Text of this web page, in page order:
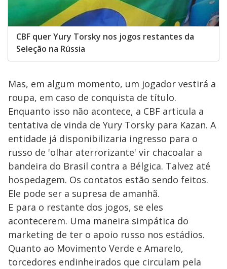
CBF quer Yury Torsky nos jogos restantes da
Seleção na Rússia
Mas, em algum momento, um jogador vestirá a
roupa, em caso de conquista de título.
Enquanto isso não acontece, a CBF articula a
tentativa de vinda de Yury Torsky para Kazan. A
entidade já disponibilizaria ingresso para o
russo de 'olhar aterrorizante' vir chacoalar a
bandeira do Brasil contra a Bélgica. Talvez até
hospedagem. Os contatos estão sendo feitos.
Ele pode ser a supresa de amanhã.
E para o restante dos jogos, se eles
acontecerem. Uma maneira simpática do
marketing de ter o apoio russo nos estádios.
Quanto ao Movimento Verde e Amarelo,
torcedores endinheirados que circulam pela